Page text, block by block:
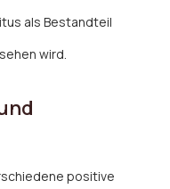
als Bestandteil
wird.
positive